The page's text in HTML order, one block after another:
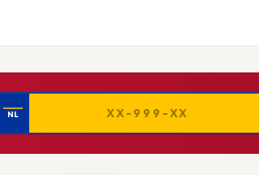
NL